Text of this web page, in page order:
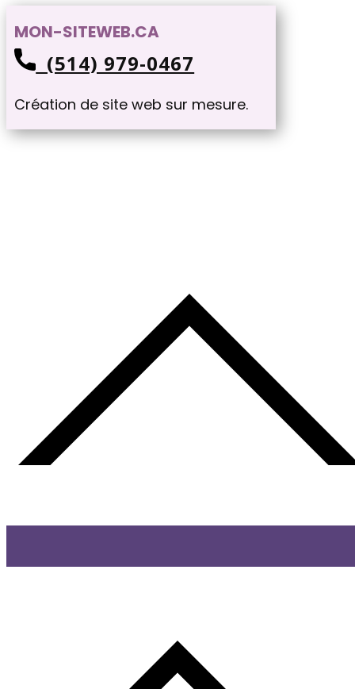
MON-SITEWEB.CA
(514) 979-0467
Création de site web sur mesure.